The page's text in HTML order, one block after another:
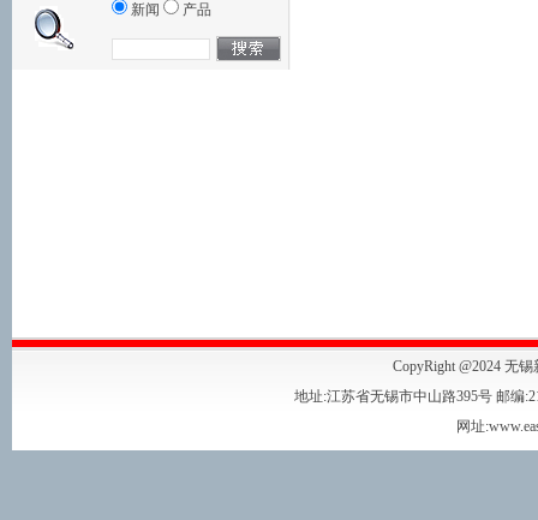
新闻 产品
CopyRight @2024 无
地址:江苏省无锡市中山路395号 邮编
网址